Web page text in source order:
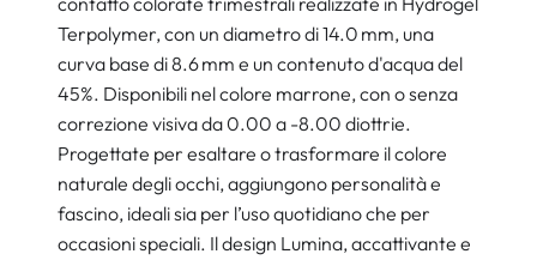
Terpolymer, con un diametro di 14.0 mm, una
curva base di 8.6 mm e un contenuto d'acqua del
45%. Disponibili nel colore marrone, con o senza
correzione visiva da 0.00 a -8.00 diottrie.
Progettate per esaltare o trasformare il colore
naturale degli occhi, aggiungono personalità e
fascino, ideali sia per l’uso quotidiano che per
occasioni speciali. Il design Lumina, accattivante e